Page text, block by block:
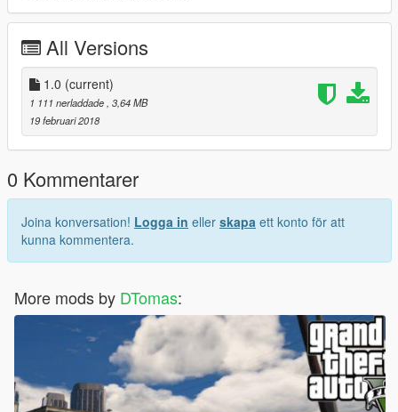
All Versions
1.0 (current)
1 111 nerladdade , 3,64 MB
19 februari 2018
0 Kommentarer
Joina konversation! Logga in eller skapa ett konto för att
kunna kommentera.
More mods by DTomas: